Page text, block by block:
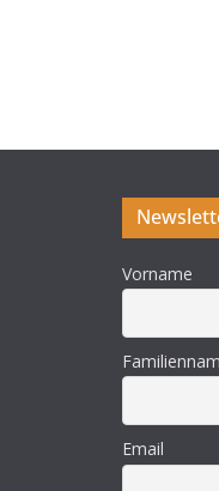
Vorname
Email